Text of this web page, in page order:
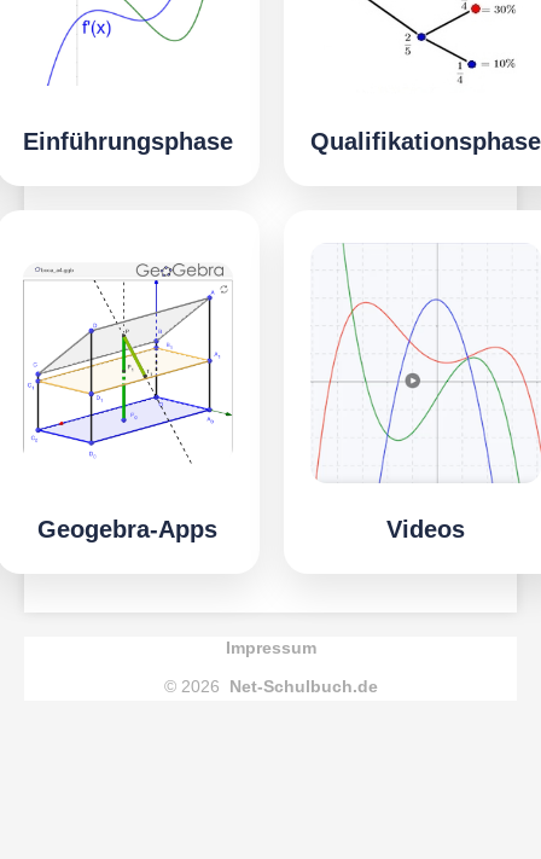
Einführungsphase Qualifikationsphase
Geogebra-Apps Videos
Impressum
© 2026
Net-Schulbuch.de